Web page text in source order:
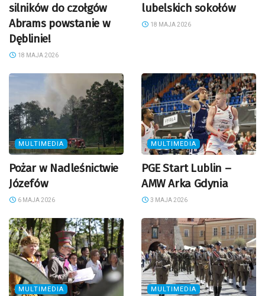
silników do czołgów
Abrams powstanie w
Dęblinie!
18 MAJA 2026
lubelskich sokołów
18 MAJA 2026
MULTIMEDIA
Pożar w Nadleśnictwie
Józefów
6 MAJA 2026
MULTIMEDIA
PGE Start Lublin –
AMW Arka Gdynia
3 MAJA 2026
MULTIMEDIA MULTIMEDIA